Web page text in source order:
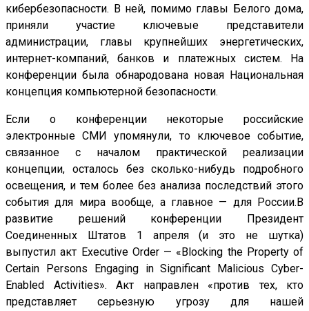
кибербезопасности. В ней, помимо главы Белого дома,
приняли участие ключевые представители
администрации, главы крупнейших энергетических,
интернет-компаний, банков и платежных систем. На
конференции была обнародована новая Национальная
концепция компьютерной безопасности.
Если о конференции некоторые российские
электронные СМИ упомянули, то ключевое событие,
связанное с началом практической реализации
концепции, осталось без сколько-нибудь подробного
освещения, и тем более без анализа последствий этого
события для мира вообще, а главное — для России.В
развитие решений конференции Президент
Соединенных Штатов 1 апреля (и это не шутка)
выпустил акт Executive Order — «Blocking the Property of
Certain Persons Engaging in Significant Malicious Cyber-
Enabled Activities». Акт направлен «против тех, кто
представляет серьезную угрозу для нашей